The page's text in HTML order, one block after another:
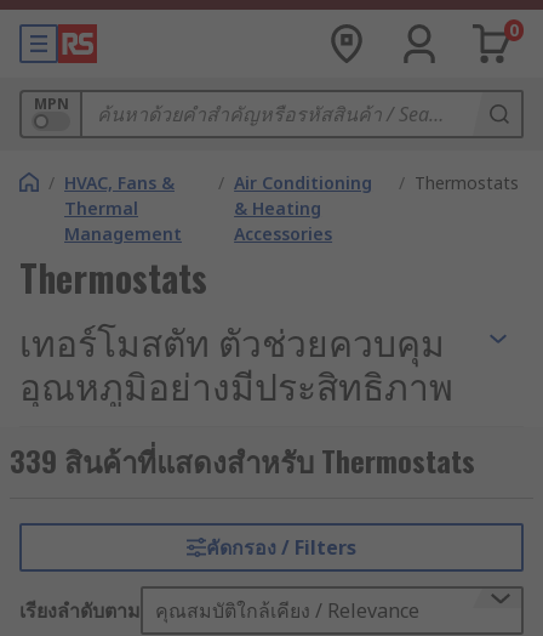
0
MPN
/ HVAC, Fans &
Thermal
Management
/ Air Conditioning
& Heating
Accessories
/ Thermostats
Thermostats
เทอร์โมสตัท ตัวช่วยควบคุม
อุณหภูมิอย่างมีประสิทธิภาพ
การควบคุมและรักษาอุณหภูมิที่เหมาะสมมีความ
สำคัญอย่างยิ่งในหลากหลายอุตสาหกรรม ไม่ว่าจะเป็น
ทางการแพทย์ เทอร์โมสตัทจึงเป็นอุปกรณ์ที่มีบทบาท
สำคัญและจำเป็นอย่างมากในกระบวนการต่าง ๆ ใน
โรงงานอุตสาหกรรม และงานในภาคส่วนอื่น ๆ
339 สินค้าที่แสดงสำหรับ Thermostats
คัดกรอง / Filters
เรียงลำดับตาม คุณสมบัติใกล้เคียง / Relevance